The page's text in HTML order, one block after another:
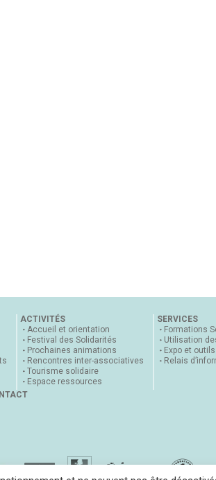
ACTIVITÉS
Accueil et orientation
Festival des Solidarités
Prochaines animations
Rencontres inter-associatives
Tourisme solidaire
Espace ressources
SERVICES
Formations
Utilisation
Expo et
Relais